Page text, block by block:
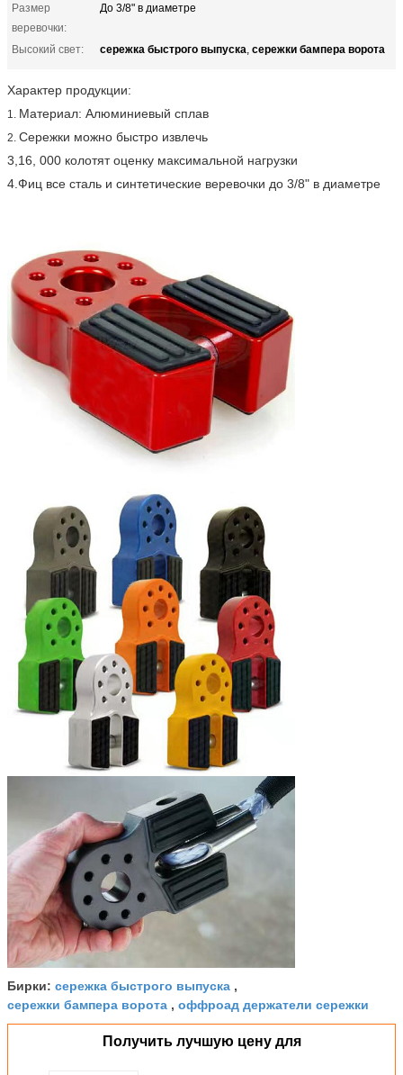
Размер
веревочки:
До 3/8" в диаметре
Высокий свет: сережка быстрого выпуска, сережки бампера ворота
Характер продукции:
1. Материал: Алюминиевый сплав
2. Сережки можно быстро извлечь
3,16, 000 колотят оценку максимальной нагрузки
4.Фиц все сталь и синтетические веревочки до 3/8" в диаметре
Бирки: сережка быстрого выпуска ,
сережки бампера ворота , оффроад держатели сережки
Получить лучшую цену для